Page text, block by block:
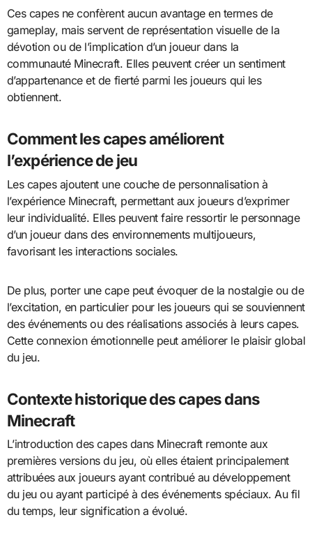
Ces capes ne confèrent aucun avantage en termes de
gameplay, mais servent de représentation visuelle de la
dévotion ou de l’implication d’un joueur dans la
communauté Minecraft. Elles peuvent créer un sentiment
d’appartenance et de fierté parmi les joueurs qui les
obtiennent.
Comment les capes améliorent
l’expérience de jeu
Les capes ajoutent une couche de personnalisation à
l’expérience Minecraft, permettant aux joueurs d’exprimer
leur individualité. Elles peuvent faire ressortir le personnage
d’un joueur dans des environnements multijoueurs,
favorisant les interactions sociales.
De plus, porter une cape peut évoquer de la nostalgie ou de
l’excitation, en particulier pour les joueurs qui se souviennent
des événements ou des réalisations associés à leurs capes.
Cette connexion émotionnelle peut améliorer le plaisir global
du jeu.
Contexte historique des capes dans
Minecraft
L’introduction des capes dans Minecraft remonte aux
premières versions du jeu, où elles étaient principalement
attribuées aux joueurs ayant contribué au développement
du jeu ou ayant participé à des événements spéciaux. Au fil
du temps, leur signification a évolué.